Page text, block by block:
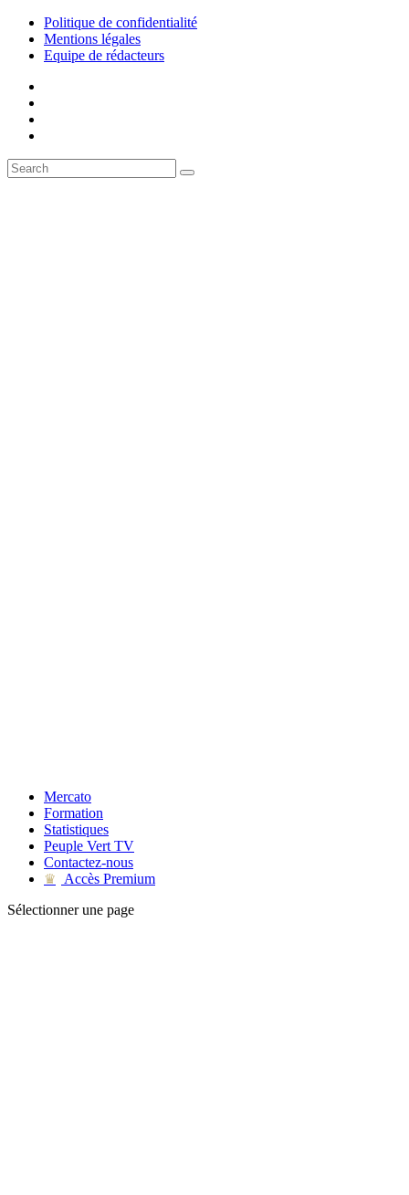
Politique de confidentialité
Mentions légales
Equipe de rédacteurs
Mercato
Formation
Statistiques
Peuple Vert TV
Contactez-nous
♛
Accès Premium
Sélectionner une page